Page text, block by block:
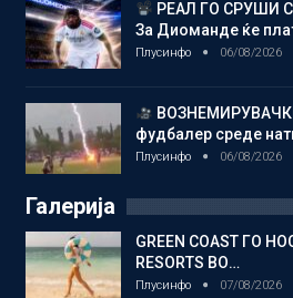
РЕАЛ ГО СРУШИ
За Диоманде ќе
Плусинфо 06/08/2026
фудбалер среде
Плусинфо 06/08/2026
Галерија
GREEN COAST ГО
RESORTS ВО…
Плусинфо 07/08/2026